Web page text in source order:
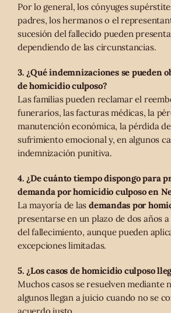
Por lo general, los cónyuges
padres, los hermanos o el
sucesión del fallecido pueden
dependiendo de las circunstancias.
3. ¿Qué indemnizaciones se pueden
de homicidio culposo?
Las familias pueden reclamar el
funerarios, las facturas médicas, la
manutención económica, la pérdida
sufrimiento emocional y, en algunos
indemnización punitiva.
4. ¿De cuánto tiempo dispongo para
demanda por homicidio culposo en
La mayoría de las demandas por
presentarse en un plazo de dos años
del fallecimiento, aunque pueden
excepciones limitadas.
5. ¿Los casos de homicidio culposo
Muchos casos se resuelven mediante
algunos llegan a juicio cuando no se